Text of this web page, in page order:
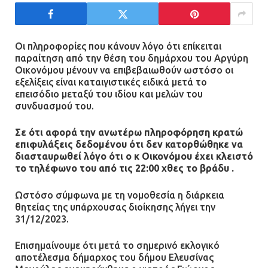
τους σοβαρά εγκαυματίες της
μεγάλης έκρηξης στο εργοστάσιο
12.07.2026 | 15:07
Άργος: Στη φυλακή οι δύο
αστυνομικοί για τους
πυροβολισμούς κατά του 20χρονου
11.07.2026 | 22:59
Ένα πουλί «υπεύθυνο» για την
Μάνδρα
09.07.2026 | 11:12
Φωτιά σε επιχείρηση στον
Ασπρόπυργο – Ήχησε το 112
Οι πληροφορίες που κάνουν λόγο ότι επίκειται
παραίτηση από την θέση του δημάρχου του Αργύρη
Οικονόμου μένουν να επιβεβαιωθούν ωστόσο οι
εξελίξεις είναι καταιγιστικές ειδικά μετά το
επεισόδιο μεταξύ του ιδίου και μελών του
συνδυασμού του.
Σε ότι αφορά την ανωτέρω πληροφόρηση κρατώ
επιφυλάξεις δεδομένου ότι δεν κατορθώθηκε να
διασταυρωθεί λόγο ότι ο κ Οικονόμου έχει κλειστό
το τηλέφωνο του από τις 22:00 χθες το βράδυ .
Ωστόσο σύμφωνα με τη νομοθεσία η διάρκεια
θητείας της υπάρχουσας διοίκησης λήγει την
31/12/2023.
Επισημαίνουμε ότι μετά το σημερινό εκλογικό
αποτέλεσμα δήμαρχος του δήμου Ελευσίνας